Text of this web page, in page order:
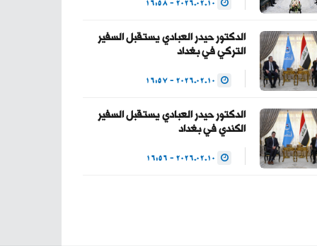
الدكتور حيدر العبادي يستقبل السفير
التركي في بغداد
الدكتور حيدر العبادي يستقبل السفير
الكندي في بغداد